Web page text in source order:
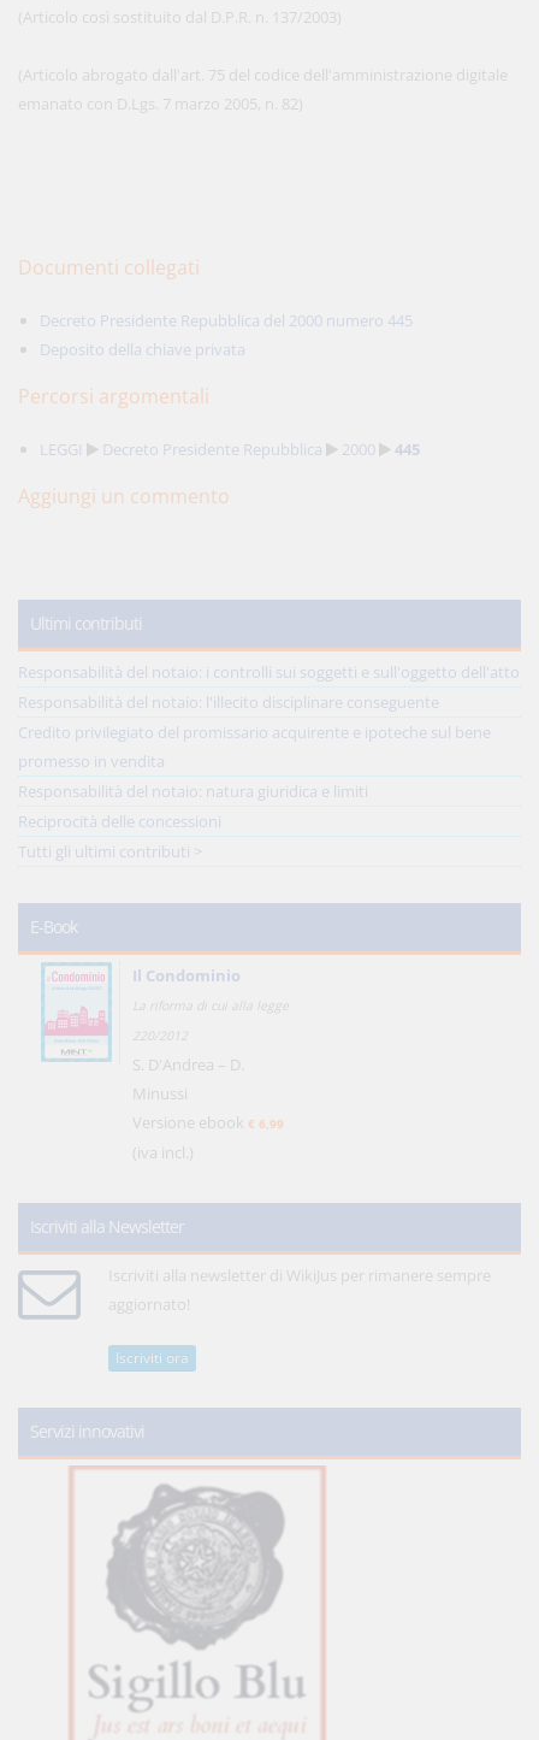
(Articolo così sostituito dal D.P.R. n. 137/2003)
(Articolo abrogato dall'art. 75 del codice dell'amministrazione digitale
emanato con D.Lgs. 7 marzo 2005, n. 82)
Documenti collegati
Decreto Presidente Repubblica del 2000 numero 445
Deposito della chiave privata
Percorsi argomentali
LEGGI Decreto Presidente Repubblica 2000 445
Aggiungi un commento
Ultimi contributi
Responsabilità del notaio: i controlli sui soggetti e sull'oggetto dell'atto
Responsabilità del notaio: l'illecito disciplinare conseguente
Credito privilegiato del promissario acquirente e ipoteche sul bene
promesso in vendita
Responsabilità del notaio: natura giuridica e limiti
Reciprocità delle concessioni
Tutti gli ultimi contributi >
E-Book
Il Condominio
La riforma di cui alla legge
220/2012
S. D'Andrea – D.
Minussi
Versione ebook € 6,99
(iva incl.)
Iscriviti alla Newsletter
Iscriviti alla newsletter di WikiJus per rimanere sempre
aggiornato!
Iscriviti ora
Servizi innovativi